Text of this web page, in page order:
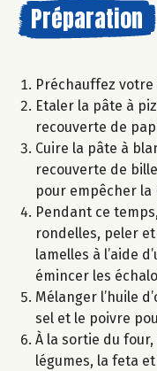
Préparation
Préchauffez votre
Etaler la pâte à
recouverte de
Cuire la pâte à
recouverte de
pour empêcher la
Pendant ce
rondelles, peler
lamelles à l’aide
émincer les
Mélanger l’huile
sel et le poivre
À la sortie du
légumes, la feta